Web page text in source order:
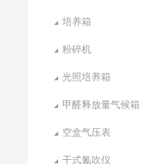
培养箱
粉碎机
光照培养箱
甲醛释放量气候箱
空盒气压表
干式氮吹仪